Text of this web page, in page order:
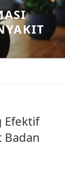
Efektif